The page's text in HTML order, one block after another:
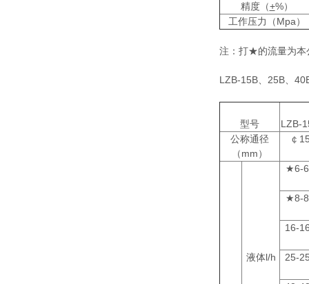
精度（+%）
工作压力（Mpa）
注：打★的流量为本
LZB-15B、
型号
LZB-
公称通径
（mm）
￠
液体l/h
★6-
★8-
16-
25-